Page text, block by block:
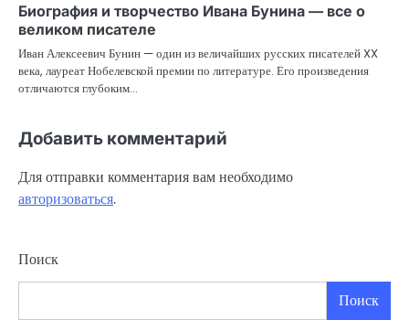
Биография и творчество Ивана Бунина — все о
великом писателе
Иван Алексеевич Бунин — один из величайших русских писателей XX
века, лауреат Нобелевской премии по литературе. Его произведения
отличаются глубоким…
Добавить комментарий
Для отправки комментария вам необходимо
авторизоваться.
Поиск
Поиск